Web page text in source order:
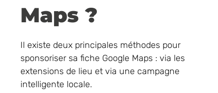
Maps ?
Il existe deux principales méthodes pour
sponsoriser sa fiche Google Maps : via les
extensions de lieu et via une campagne
intelligente locale.